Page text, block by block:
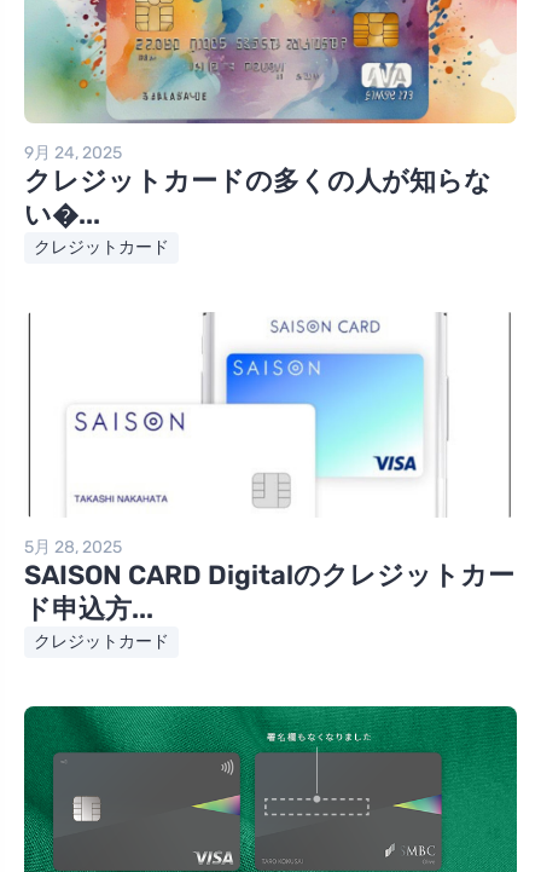
9月 24, 2025
クレジットカードの多くの人が知らな
い�...
クレジットカード
5月 28, 2025
SAISON CARD Digitalのクレジットカー
ド申込方...
クレジットカード